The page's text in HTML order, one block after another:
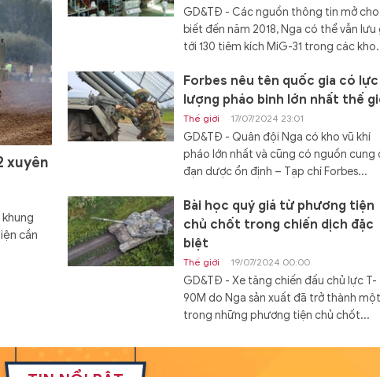
xuyên
cần
GD&TĐ - Các nguồn thông tin mở cho
biết đến năm 2018, Nga có thể vẫn lưu
tới 130 tiêm kích MiG-31 trong các
Forbes nêu tên quốc gia có lực
lượng pháo binh lớn nhất thế
Thế giới 17/07/2024 23:01
GD&TĐ - Quân đội Nga có kho vũ khí
pháo lớn nhất và cũng có nguồn cung
đạn dược ổn định – Tạp chí Forbes...
Bài học quý giá từ phương tiện
chủ chốt trong chiến dịch đặc
biệt
Thế giới 19/07/2024 00:00
GD&TĐ - Xe tăng chiến đấu chủ lực T-
90M do Nga sản xuất đã trở thành một
trong những phương tiện chủ chốt...
Đóng hàng loạt tàu đổ bộ Dự